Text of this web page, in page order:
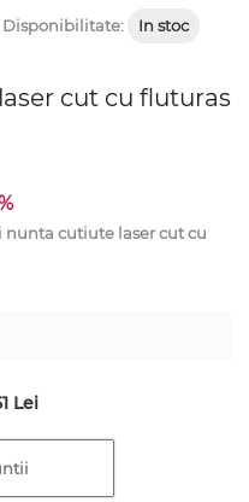
Disponibilitate: In stoc
cut cu fluturas
cutiute laser cut cu
Lei